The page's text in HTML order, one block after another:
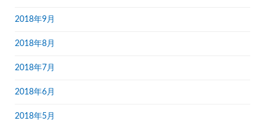
2018年9月
2018年8月
2018年7月
2018年6月
2018年5月